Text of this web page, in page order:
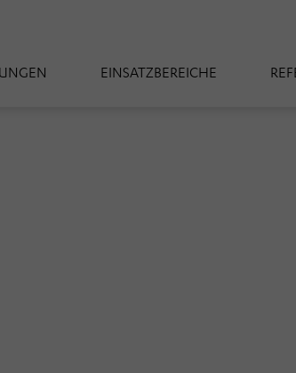
EINSATZBEREICHE